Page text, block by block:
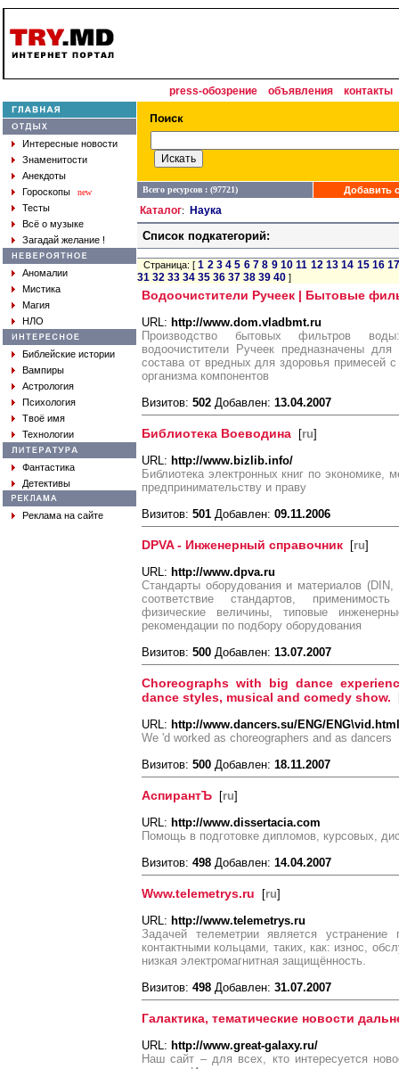
press-обозрение объявления контакты
Интересные новости
Знаменитости
Анекдоты
Гороскопы
new
Тесты
Всё о музыке
Загадай желание !
Аномалии
Мистика
Магия
НЛО
Библейские истории
Вампиры
Астрология
Психология
Твоё имя
Технологии
Фантастика
Детективы
Реклама на сайте
Всего ресурсов : (97721) Добавить
Каталог: Наука
Список подкатегорий:
Страница: [1 2 3 4 5 6 7 8 9 10 11 12 13 14 15 16
31 32 33 34 35 36 37 38 39 40 ]
Водоочистители Ручеек | Бытовые
URL: http://www.dom.vladbmt.ru
Производство бытовых фильтров
водоочистители Ручеек предназначены
состава от вредных для здоровья примесей
организма компонентов
Визитов: 502 Добавлен: 13.04.2007
Библиотека Воеводина [ru]
URL: http://www.bizlib.info/
Библиотека электронных книг по экономике,
предпринимательству и праву
Визитов: 501 Добавлен: 09.11.2006
DPVA - Инженерный справочник [ru]
URL: http://www.dpva.ru
Cтандарты оборудования и материалов
соответствие стандартов,
физические величины, типовые
рекомендации по подбору оборудования
Визитов: 500 Добавлен: 13.07.2007
Choreographs with big dance
dance styles, musical and comedy show.
URL: http://www.dancers.su/ENG/ENG\vid.html
We 'd worked as choreographers and as dancers
Визитов: 500 Добавлен: 18.11.2007
АспирантЪ [ru]
URL: http://www.dissertacia.com
Помощь в подготовке дипломов, курсовых,
Визитов: 498 Добавлен: 14.04.2007
Www.telemetrys.ru [ru]
URL: http://www.telemetrys.ru
Задачей телеметрии является
контактными кольцами, таких, как: износ,
низкая электромагнитная защищённость.
Визитов: 498 Добавлен: 31.07.2007
Галактика, тематические новости
URL: http://www.great-galaxy.ru/
Наш сайт – для всех, кто интересуется